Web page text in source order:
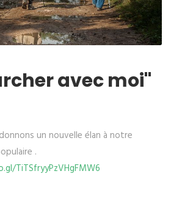
avec moi"
un nouvelle élan à notre
.
TiTSfryyPzVHgFMW6